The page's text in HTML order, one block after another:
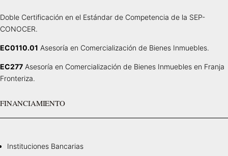
Doble Certificación en el Estándar de Competencia de la SEP-
CONOCER.
EC0110.01 Asesoría en Comercialización de Bienes Inmuebles.
EC277 Asesoría en Comercialización de Bienes Inmuebles en Franja
Fronteriza.
FINANCIAMIENTO
Instituciones Bancarias